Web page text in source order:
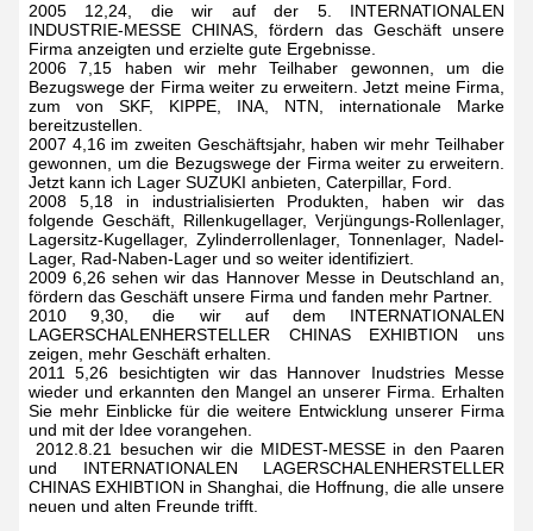
2005 12,24, die wir auf der 5. INTERNATIONALEN
INDUSTRIE-MESSE CHINAS, fördern das Geschäft unsere
Firma anzeigten und erzielte gute Ergebnisse.
2006 7,15 haben wir mehr Teilhaber gewonnen, um die
Bezugswege der Firma weiter zu erweitern. Jetzt meine Firma,
zum von SKF, KIPPE, INA, NTN, internationale Marke
bereitzustellen.
2007 4,16 im zweiten Geschäftsjahr, haben wir mehr Teilhaber
gewonnen, um die Bezugswege der Firma weiter zu erweitern.
Jetzt kann ich Lager SUZUKI anbieten, Caterpillar, Ford.
2008 5,18 in industrialisierten Produkten, haben wir das
folgende Geschäft, Rillenkugellager, Verjüngungs-Rollenlager,
Lagersitz-Kugellager, Zylinderrollenlager, Tonnenlager, Nadel-
Lager, Rad-Naben-Lager und so weiter identifiziert.
2009 6,26 sehen wir das Hannover Messe in Deutschland an,
fördern das Geschäft unsere Firma und fanden mehr Partner.
2010 9,30, die wir auf dem INTERNATIONALEN
LAGERSCHALENHERSTELLER CHINAS EXHIBTION uns
zeigen, mehr Geschäft erhalten.
2011 5,26 besichtigten wir das Hannover Inudstries Messe
wieder und erkannten den Mangel an unserer Firma. Erhalten
Sie mehr Einblicke für die weitere Entwicklung unserer Firma
und mit der Idee vorangehen.
2012.8.21 besuchen wir die MIDEST-MESSE in den Paaren
und INTERNATIONALEN LAGERSCHALENHERSTELLER
CHINAS EXHIBTION in Shanghai, die Hoffnung, die alle unsere
neuen und alten Freunde trifft.